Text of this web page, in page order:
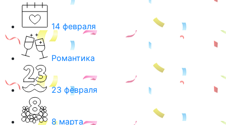
14 февраля
Романтика
23 февраля
8 марта